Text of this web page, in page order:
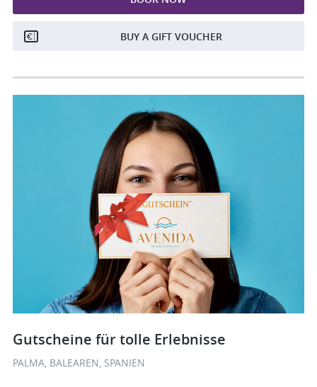
BUY A GIFT VOUCHER
Gutscheine für tolle Erlebnisse
PALMA, BALEAREN, SPANIEN